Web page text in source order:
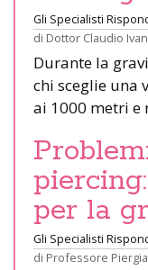
Gli Specialisti
di Dottor Claudio
Durante la
chi sceglie una
ai 1000 metri e
per la
Gli Specialisti
di Professore